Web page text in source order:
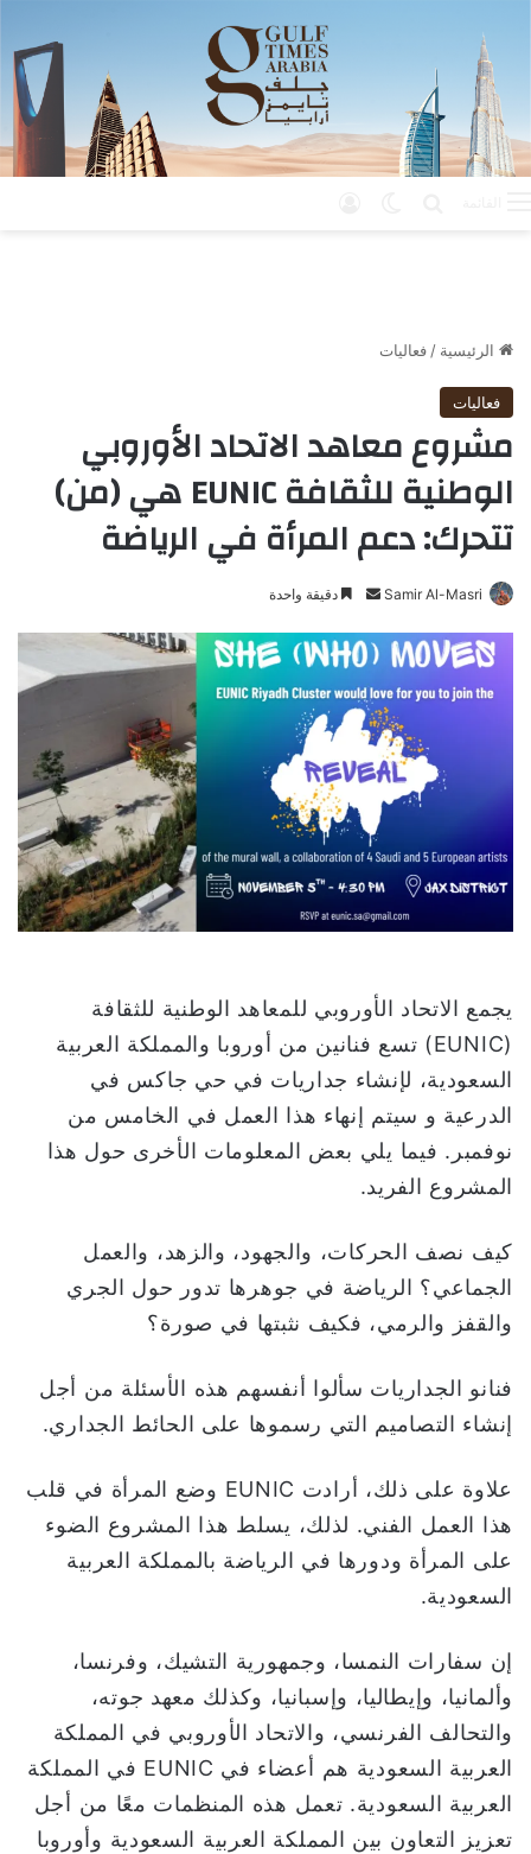
الرئيسية /فعاليات
فعاليات
مشروع معاهد الاتحاد الأوروبي
الوطنية للثقافة EUNIC هي (من)
تتحرك: دعم المرأة في الرياضة
Samir Al-Masri
س
ب
ر
ي
إ
ل
ت
ن
ي
ا
دقيقة واحدة
يجمع الاتحاد الأوروبي للمعاهد الوطنية للثقافة
(EUNIC) تسع فنانين من أوروبا والمملكة العربية
السعودية، لإنشاء جداريات في حي جاكس في
الدرعية و سيتم إنهاء هذا العمل في الخامس من
نوفمبر. فيما يلي بعض المعلومات الأخرى حول هذا
المشروع الفريد.
كيف نصف الحركات، والجهود، والزهد، والعمل
الجماعي؟ الرياضة في جوهرها تدور حول الجري
والقفز والرمي، فكيف نثبتها في صورة؟
فنانو الجداريات سألوا أنفسهم هذه الأسئلة من أجل
إنشاء التصاميم التي رسموها على الحائط الجداري.
علاوة على ذلك، أرادت EUNIC وضع المرأة في قلب
هذا العمل الفني. لذلك، يسلط هذا المشروع الضوء
على المرأة ودورها في الرياضة بالمملكة العربية
السعودية.
إن سفارات النمسا، وجمهورية التشيك، وفرنسا،
وألمانيا، وإيطاليا، وإسبانيا، وكذلك معهد جوته،
والتحالف الفرنسي، والاتحاد الأوروبي في المملكة
العربية السعودية هم أعضاء في EUNIC في المملكة
العربية السعودية. تعمل هذه المنظمات معًا من أجل
تعزيز التعاون بين المملكة العربية السعودية وأوروبا